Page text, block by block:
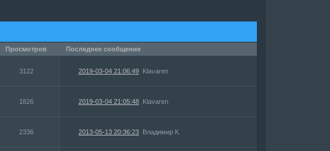
Просмотров Последнее сообщение
3122 2019-03-04 21:06:49 Klavaren
1826 2019-03-04 21:05:48 Klavaren
2336 2013-05-13 20:36:23 Владимир К.